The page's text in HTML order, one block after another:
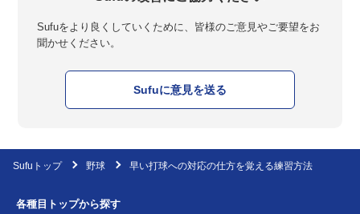
Sufuをより良くしていくために、皆様のご意見やご要望をお
聞かせください。
Sufuに意見を送る
Sufuトップ 野球 早い打球への対応の仕方を覚える練習方法
各種目トップから探す